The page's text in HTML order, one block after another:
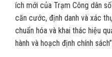
ích mới của Trạm Công dân
căn cước, định danh và xác
chuẩn hóa và khai thác hiệu
hành và hoạch định chính